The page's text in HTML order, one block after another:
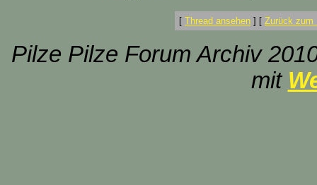
[ Thread ansehen ] [ Zurück zum
Pilze Pilze Forum Archiv
mit